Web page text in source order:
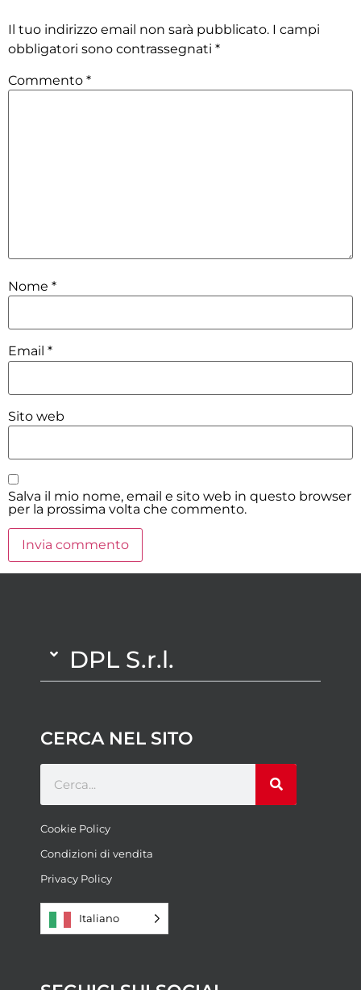
Il tuo indirizzo email non sarà pubblicato. I campi
obbligatori sono contrassegnati *
Commento *
Nome *
Email *
Sito web
Salva il mio nome, email e sito web in questo browser
per la prossima volta che commento.
DPL S.r.l.
CERCA NEL SITO
Cookie Policy
Condizioni di vendita
Privacy Policy
Italiano